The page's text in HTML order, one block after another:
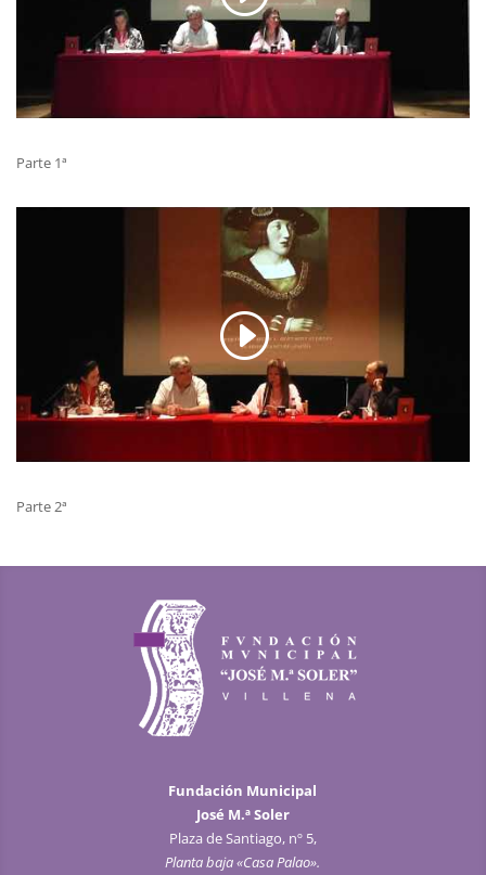
Parte 1ª
Parte 2ª
Fundación Municipal
José M.ª Soler
Plaza de Santiago, nº 5,
Planta baja «Casa Palao».